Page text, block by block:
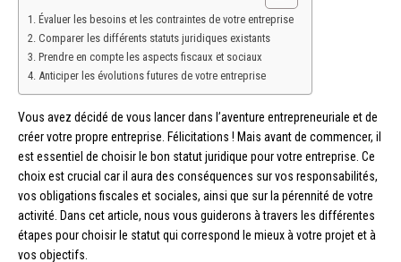
Évaluer les besoins et les contraintes de votre entreprise
Comparer les différents statuts juridiques existants
Prendre en compte les aspects fiscaux et sociaux
Anticiper les évolutions futures de votre entreprise
Vous avez décidé de vous lancer dans l’aventure entrepreneuriale et de
créer votre propre entreprise. Félicitations ! Mais avant de commencer, il
est essentiel de choisir le bon statut juridique pour votre entreprise. Ce
choix est crucial car il aura des conséquences sur vos responsabilités,
vos obligations fiscales et sociales, ainsi que sur la pérennité de votre
activité. Dans cet article, nous vous guiderons à travers les différentes
étapes pour choisir le statut qui correspond le mieux à votre projet et à
vos objectifs.